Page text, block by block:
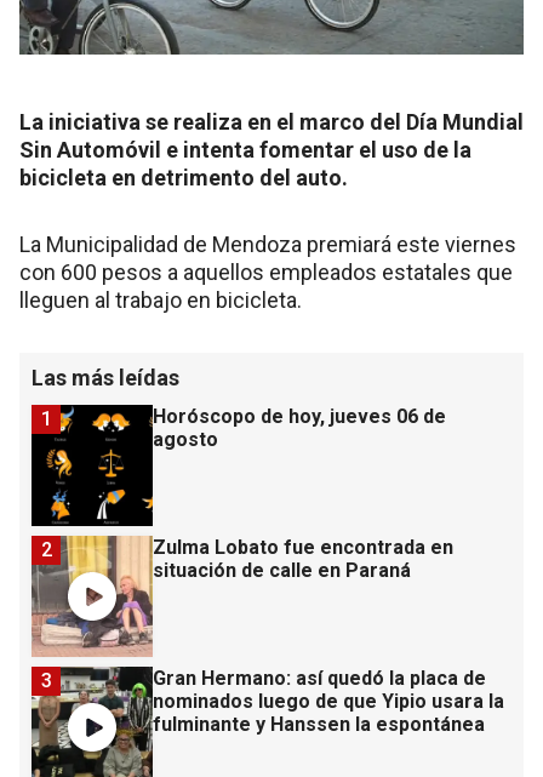
La iniciativa se realiza en el marco del Día Mundial
Sin Automóvil e intenta fomentar el uso de la
bicicleta en detrimento del auto.
La Municipalidad de Mendoza premiará este viernes
con 600 pesos a aquellos empleados estatales que
lleguen al trabajo en bicicleta.
Las más leídas
Horóscopo de hoy, jueves 06 de
agosto
1
Zulma Lobato fue encontrada en
situación de calle en Paraná
2
Gran Hermano: así quedó la placa de
nominados luego de que Yipio usara la
fulminante y Hanssen la espontánea
3